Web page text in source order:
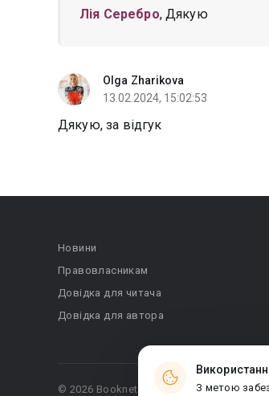
Лія Серебро, Дякую
Olga Zharikova
13.02.2024, 15:02:53
Дякую, за відгук
З метою
Новини
Правовласникам
Довідка для читача
Довідка для автора
© 2026 Booknet. Всі права захищено.